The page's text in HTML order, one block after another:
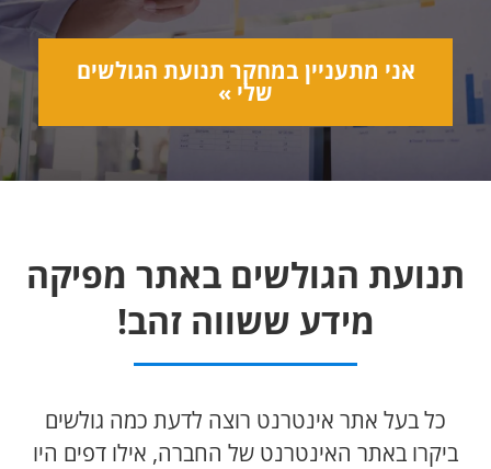
אני מתעניין במחקר תנועת הגולשים
שלי »
תנועת הגולשים באתר מפיקה
מידע ששווה זהב!
כל בעל אתר אינטרנט רוצה לדעת כמה גולשים
ביקרו באתר האינטרנט של החברה, אילו דפים היו